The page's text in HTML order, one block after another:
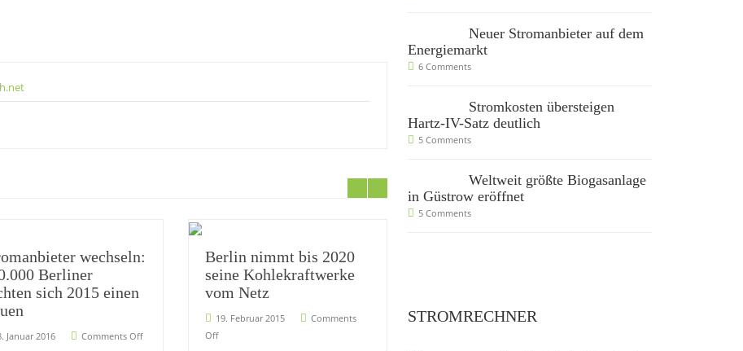
wechseln:
Berliner
sich 2015 einen
Januar 2016 Comments Off
Berlin nimmt bis 2020
seine Kohlekraftwerke
vom Netz
19. Februar 2015
Comments
Off
Neuer Stromanbieter auf dem
Energiemarkt
6 Comments
Stromkosten übersteigen
Hartz-IV-Satz deutlich
5 Comments
Weltweit größte Biogasanlage
in Güstrow eröffnet
5 Comments
STROMRECHNER